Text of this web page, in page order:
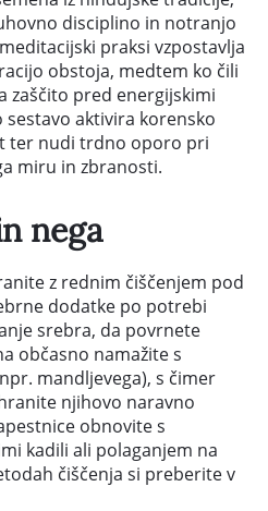
disciplino in notranjo
praksi vzpostavlja
obstoja, medtem ko čili
zaščito pred energijskimi
aktivira korensko
ter nudi trdno oporo pri
miru in zbranosti.
nega
z rednim čiščenjem pod
dodatke po potrebi
srebra, da povrnete
občasno namažite s
mandljevega), s čimer
njihovo naravno
obnovite s
kadili ali polaganjem na
čiščenja si preberite v